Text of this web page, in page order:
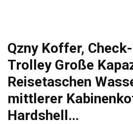
Qzny Koffer,
Trolley Große
Reisetaschen
mittlerer
Hardshell…